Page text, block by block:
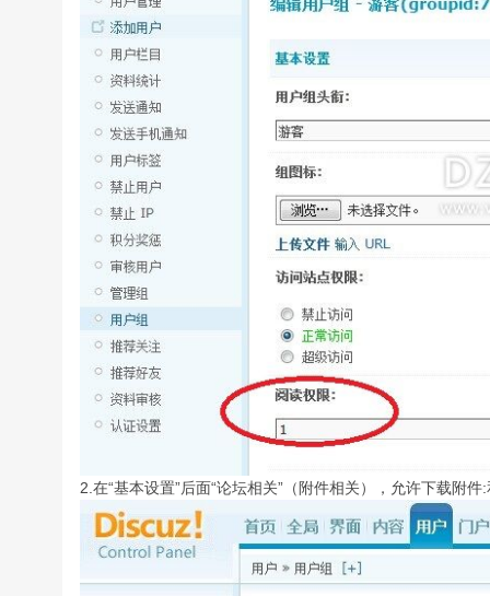
2.在“基本设置”后面“论坛相关”（附件相关），允许下载附